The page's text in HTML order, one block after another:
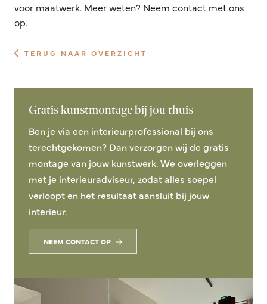
voor maatwerk. Meer weten? Neem contact met ons
op.
TERUG NAAR OVERZICHT
Gratis kunstmontage bij jou thuis
Ben je via een interieurprofessional bij ons
terechtgekomen? Dan verzorgen wij de gratis
montage van jouw kunstwerk. We overleggen
met je interieuradviseur, zodat alles soepel
verloopt en het resultaat aansluit bij jouw
interieur.
NEEM CONTACT OP